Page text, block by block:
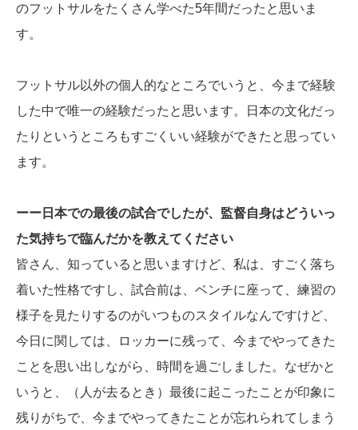
のフットサルをたくさん学べた5年間だったと思いま
す。
フットサル以外の個人的なところでいうと、今まで経験
した中で唯一の経験だったと思います。日本の文化だっ
たりというところもすごくいい経験ができたと思ってい
ます。
ーー日本での最後の試合でしたが、監督自身はどういっ
た気持ちで臨んだかを教えてください
皆さん、知っていると思いますけど、私は、すごく落ち
着いた性格ですし、試合前は、ベンチに座って、練習の
様子を見たりするのがいつものスタイルなんですけど、
今日に関しては、ロッカーに残って、今までやってきた
ことを思い出しながら、時間を過ごしました。なぜかと
いうと、（人が去るとき）最後に起こったことが印象に
残りがちで、今までやってきたことが忘れられてしまう